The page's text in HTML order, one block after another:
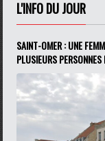
L'INFO DU JOUR
SAINT-OMER : UNE
PLUSIEURS PERSONNES